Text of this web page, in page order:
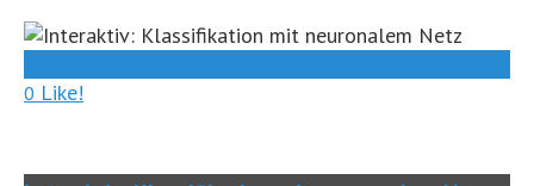
0 Like!